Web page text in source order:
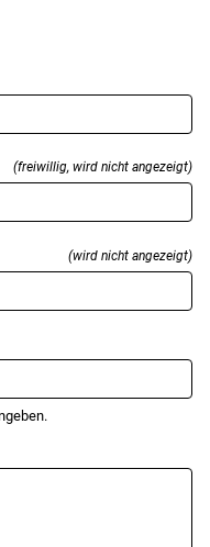
(freiwillig, wird nicht angezeigt)
(wird nicht angezeigt)